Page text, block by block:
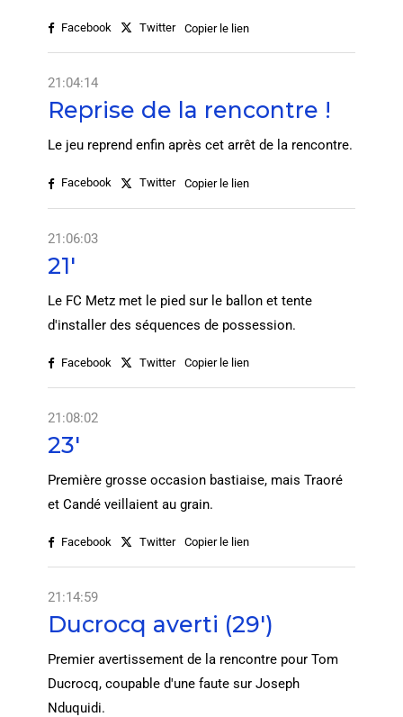
Facebook Twitter Copier le lien
21:04:14
Reprise de la rencontre !
Le jeu reprend enfin après cet arrêt de la rencontre.
Facebook Twitter Copier le lien
21:06:03
21'
Le FC Metz met le pied sur le ballon et tente
d'installer des séquences de possession.
Facebook Twitter Copier le lien
21:08:02
23'
Première grosse occasion bastiaise, mais Traoré
et Candé veillaient au grain.
Facebook Twitter Copier le lien
21:14:59
Ducrocq averti (29')
Premier avertissement de la rencontre pour Tom
Ducrocq, coupable d'une faute sur Joseph
Nduquidi.